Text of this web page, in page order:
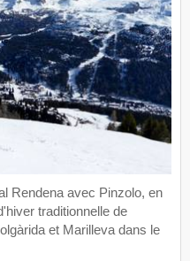
Rendena avec Pinzolo, en
traditionnelle de
et Marilleva dans le